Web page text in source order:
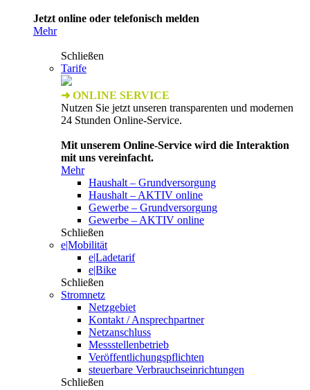
Jetzt online oder telefonisch melden
Mehr
Schließen
Tarife
➜ ONLINE SERVICE
Nutzen Sie jetzt unseren transparenten und modernen
24 Stunden Online-Service.
Mit unserem Online-Service wird die Interaktion
mit uns vereinfacht.
Mehr
Haushalt – Grundversorgung
Haushalt – AKTIV online
Gewerbe – Grundversorgung
Gewerbe – AKTIV online
Schließen
e|Mobilität
e|Ladetarif
e|Bike
Schließen
Stromnetz
Netzgebiet
Kontakt / Ansprechpartner
Netzanschluss
Messstellenbetrieb
Veröffentlichungspflichten
steuerbare Verbrauchseinrichtungen
Schließen